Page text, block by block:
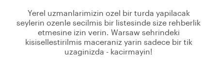
Yerel uzmanlarimizin ozel bir turda yapilacak
seylerin ozenle secilmis bir listesinde size rehberlik
etmesine izin verin. Warsaw sehrindeki
kisisellestirilmis maceraniz yarin sadece bir tik
uzaginizda - kacirmayin!